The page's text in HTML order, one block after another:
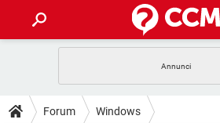
INTRATTENIMENTO
GUIDE
Forum Windows